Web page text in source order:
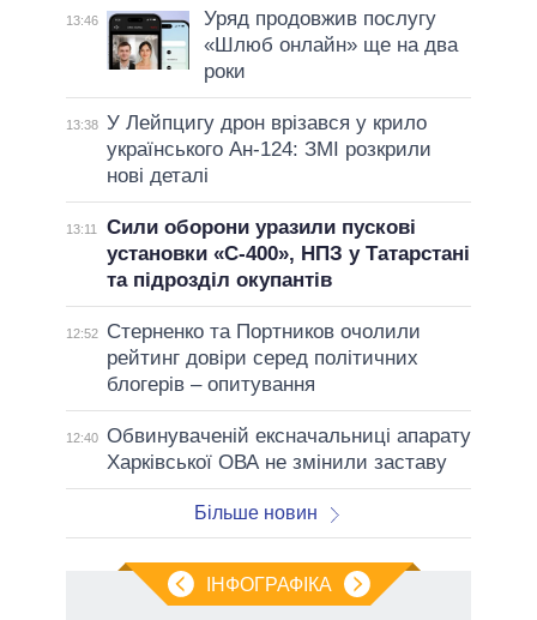
13:46
Уряд продовжив послугу
«Шлюб онлайн» ще на два
роки
13:38 У Лейпцигу дрон врізався у крило
українського Ан-124: ЗМІ розкрили
нові деталі
13:11
Сили оборони уразили пускові
установки «С-400», НПЗ у Татарстані
та підрозділ окупантів
12:52
Стерненко та Портников очолили
рейтинг довіри серед політичних
блогерів – опитування
12:40 Обвинуваченій ексначальниці апарату
Харківської ОВА не змінили заставу
Більше новин
ІНФОГРАФІКА